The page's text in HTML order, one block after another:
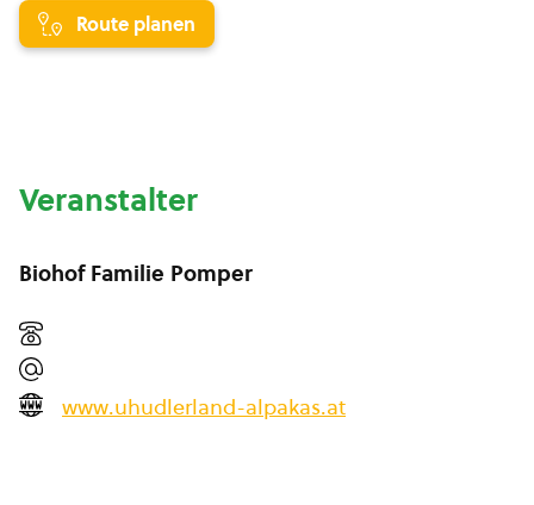
Route planen
Veranstalter
Biohof Familie Pomper
www.uhudlerland-alpakas.at